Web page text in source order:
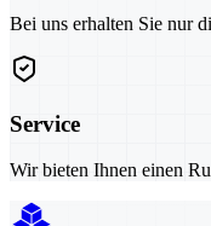
Bei uns erhalten Sie nur
Service
Wir bieten Ihnen einen